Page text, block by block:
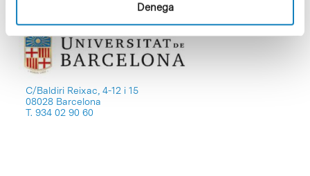
Denega
C/Baldiri Reixac, 4-12 i 15
08028 Barcelona
T. 934 02 90 60